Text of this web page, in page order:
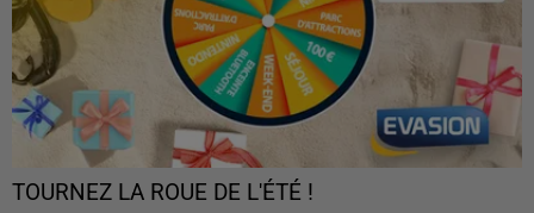
TOURNEZ LA ROUE DE L'ÉTÉ !